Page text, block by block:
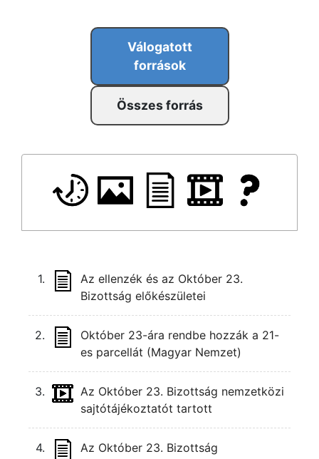
Válogatott
források
Összes forrás
1.
Az ellenzék és az Október 23.
Bizottság előkészületei
2.
Október 23-ára rendbe hozzák a 21-
es parcellát (Magyar Nemzet)
3.
Az Október 23. Bizottság nemzetközi
sajtótájékoztatót tartott
4.
Az Október 23. Bizottság